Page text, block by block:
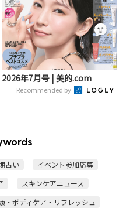
2026年7月号 | 美的.com
Recommended by
占い
イベント参加応募
スキンケアニュース
・ボディケア・リフレッシュ